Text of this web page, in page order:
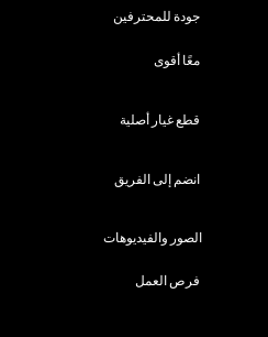
جودة للمحترفين
معًا أقوى
قطع غيار أصلية
الصور والفيديوهات
فرص العمل
انضم إلى الفريق